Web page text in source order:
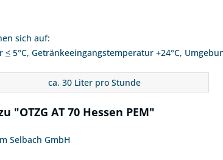
sich auf:
< 5°C, Getränkeeingangstemperatur +24°C,
ca. 30 Liter pro Stunde
AT 70 Hessen PEM"
Selbach GmbH